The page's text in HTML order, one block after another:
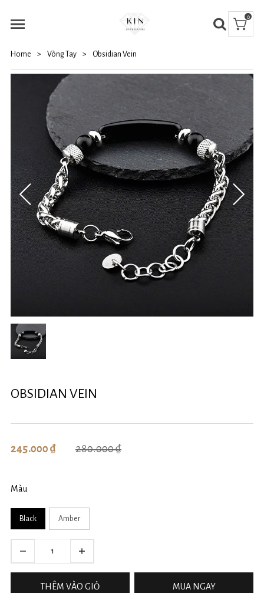
0
Home > Vòng Tay > Obsidian Vein
OBSIDIAN VEIN
280.000 ₫
245.000 ₫
Màu
Black Amber
THÊM VÀO GIỎ MUA NGAY